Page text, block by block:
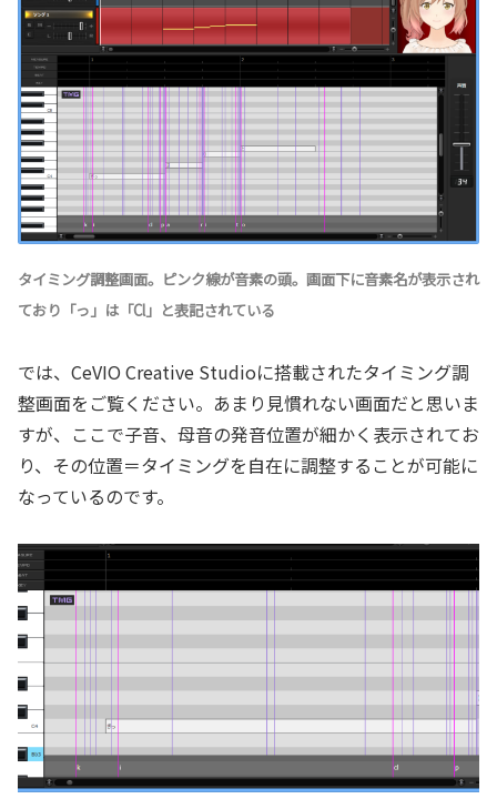
タイミング調整画面。ピンク線が音素の頭。画面下に音素名が表示され
ており「っ」は「Cl」と表記されている
では、CeVIO Creative Studioに搭載されたタイミング調
整画面をご覧ください。あまり見慣れない画面だと思いま
すが、ここで子音、母音の発音位置が細かく表示されてお
り、その位置＝タイミングを自在に調整することが可能に
なっているのです。